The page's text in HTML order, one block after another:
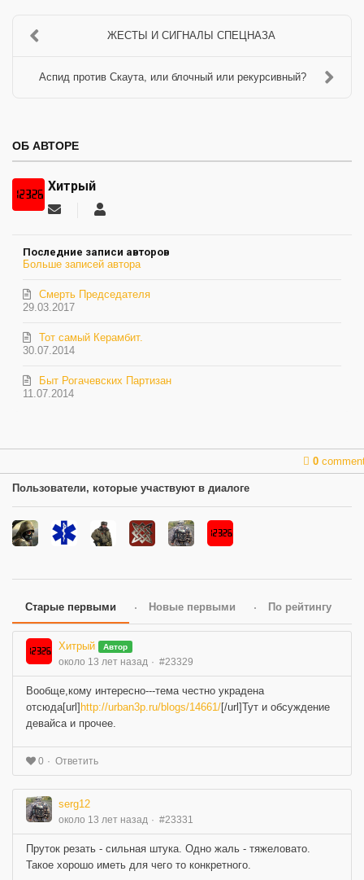
ЖЕСТЫ И СИГНАЛЫ СПЕЦНАЗА
Аспид против Скаута, или блочный или рекурсивный?
ОБ АВТОРЕ
Хитрый
Подписаться
автора
Последние записи авторов
Больше записей автора
29.03.2017
Смерть Председателя
30.07.2014
Тот самый Керамбит.
11.07.2014
Быт Рогачевских Партизан
0
Пользователи, которые участвуют в диалоге
Старые первыми Новые первыми По рейтингу
Хитрый Автор
около 13 лет назад #23329
Вообще,кому интересно---тема честно украдена
отсюда[url]http://urban3p.ru/blogs/14661/[/url]Тут и обсуждение
девайса и прочее.
0 Ответить
serg12
около 13 лет назад #23331
Пруток резать - сильная штука. Одно жаль - тяжеловато.
Такое хорошо иметь для чего то конкретного.